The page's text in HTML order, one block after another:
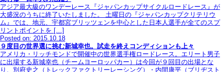
アジア最大級のワンデーレース『ジャパンカップサイクルロードレース』が
大盛況のうちに終了いたしました。 土曜日の『ジャパンカップクリテリウ
ム』では、地元、宇都宮ブリッツェンを中心とした日本人選手が全てのスプ
リントポイントを […]
Posted on: 2015.10.18
９度目の世界選に挑む新城幸也。試走を終えコンディションも上々
アメリカ・リッチモンドで開催中の世界選手権ロードレース。エリート男子
に出場する新城幸也（チームヨーロッパカー）は今回が９回目の出場とな
り、別府史之（トレックファクトリーレーシング）・内間康平（ブリヂスト